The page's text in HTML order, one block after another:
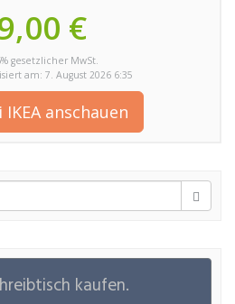
€
gesetzlicher MwSt.
am: 7. August 2026 6:35
IKEA anschauen
kaufen.